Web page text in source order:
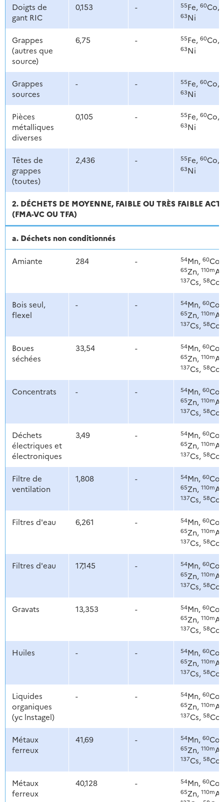
Doigts de
gant RIC
0,153 - 55Fe, 60Co,
63Ni
Grappes
(autres que
source)
6,75 - 55Fe, 60Co,
63Ni
Grappes
sources
- - 55Fe, 60Co,
63Ni
Pièces
métalliques
diverses
0,105 - 55Fe, 60Co,
63Ni
Têtes de
grappes
(toutes)
2,436 - 55Fe, 60Co,
63Ni
2. DÉCHETS DE MOYENNE, FAIBLE OU TRÈS FAIBLE
(FMA-VC OU TFA)
a. Déchets non conditionnés
Amiante 284 - 54Mn, 60Co,
65Zn, 110m
137Cs, 58Co
Bois seul,
flexel
- - 54Mn, 60Co,
65Zn, 110m
137Cs, 58Co
Boues
séchées
33,54 - 54Mn, 60Co,
65Zn, 110m
137Cs, 58Co
Concentrats - - 54Mn, 60Co,
65Zn, 110m
137Cs, 58Co
Déchets
électriques et
électroniques
3,49 - 54Mn, 60Co,
65Zn, 110m
137Cs, 58Co
Filtre de
ventilation
1,808 - 54Mn, 60Co,
65Zn, 110m
137Cs, 58Co
Filtres d'eau 6,261 - 54Mn, 60Co,
65Zn, 110m
137Cs, 58Co
Filtres d'eau 17,145 - 54Mn, 60Co,
65Zn, 110m
137Cs, 58Co
Gravats 13,353 - 54Mn, 60Co,
65Zn, 110m
137Cs, 58Co
Huiles - - 54Mn, 60Co,
65Zn, 110m
137Cs, 58Co
Liquides
organiques
(yc lnstagel)
- - 54Mn, 60Co,
65Zn, 110m
137Cs, 58Co
Métaux
ferreux
41,69 - 54Mn, 60Co,
65Zn, 110m
137Cs, 58Co
Métaux
ferreux
40,128 - 54Mn, 60Co,
65Zn, 110m